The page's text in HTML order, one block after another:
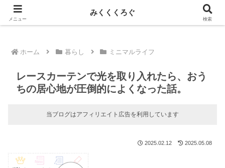
新しい記事はnoteに投稿しています！
ホーム 暮らし ミニマルライフ
レースカーテンで光を取り入れたら、おう
ちの居心地が圧倒的によくなった話。
当ブログはアフィリエイト広告を利用しています
2025.02.12 2025.05.08
メニュー
みくくくろぐ
検索